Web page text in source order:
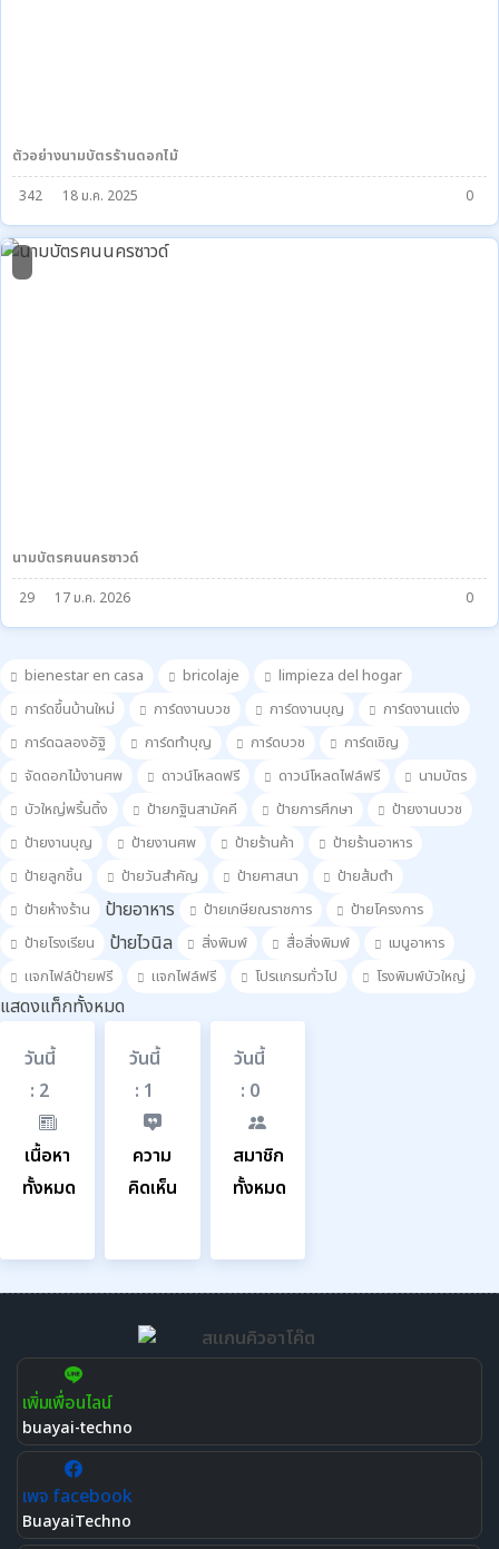
ตัวอย่างนามบัตรร้านดอกไม้
342 18 ม.ค. 2025 0
นามบัตรฅนนครซาวด์
29 17 ม.ค. 2026 0
2
bienestar en casa bricolaje
limpieza del hogar
การ์ดขึ้นบ้านใหม่
การ์ดงานบวช การ์ดงานบุญ
การ์ดงานแต่ง
การ์ดฉลองอัฐิ
การ์ดทำบุญ การ์ดบวช
การ์ดเชิญ
จัดดอกไม้งานศพ
ดาวน์โหลดฟรี ดาวน์โหลดไฟล์ฟรี
นามบัตร
บัวใหญ่พริ้นติ้ง
ป้ายกฐินสามัคคี ป้ายการศึกษา
ป้ายงานบวช
ป้ายงานบุญ
ป้ายงานศพ ป้ายร้านค้า
ป้ายร้านอาหาร
ป้ายลูกชิ้น
ป้ายวันสำคัญ ป้ายศาสนา
ป้ายส้มตำ
ป้ายห้างร้าน
ป้ายอาหาร ป้ายเกษียณราชการ
ป้ายโครงการ
ป้ายโรงเรียน
ป้ายไวนิล สิ่งพิมพ์ สื่อสิ่งพิมพ์
เมนูอาหาร
แจกไฟล์ป้ายฟรี
แจกไฟล์ฟรี โปรแกรมทั่วไป โรงพิมพ์บัวใหญ่
แสดงแท็กทั้งหมด
วันนี้
: 2
เนื้อหา
ทั้งหมด
วันนี้
: 1
ความ
คิดเห็น
วันนี้
: 0
สมาชิก
ทั้งหมด
เพิ่มเพื่อนไลน์
buayai-techno
เพจ facebook
BuayaiTechno